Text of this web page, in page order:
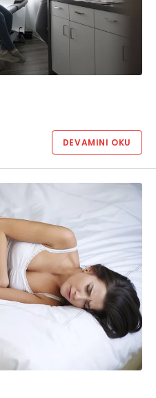
DEVAMINI OKU